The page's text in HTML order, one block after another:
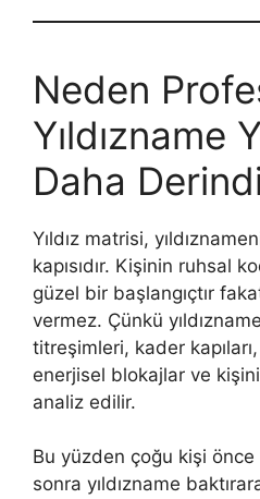
Neden
Yıldızname
Daha
Yıldız matrisi,
kapısıdır. Kişinin ruhsal
güzel bir başlangıçtır
vermez. Çünkü
titreşimleri, kader
enerjisel blokajlar ve
analiz edilir.
Bu yüzden çoğu kişi önce
sonra yıldızname